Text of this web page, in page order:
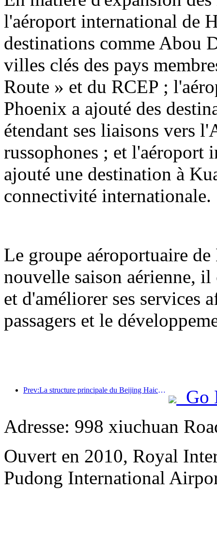
l'aéroport international de
destinations comme Abou
villes clés des pays
Route » et du RCEP ;
Phoenix a ajouté des
étendant ses liaisons vers
russophones ; et l'aéroport
ajouté une destination à
connectivité internationale.
Le groupe aéroportuaire
nouvelle saison aérienne,
et d'améliorer ses services
passagers et le
Prev:La structure principale du Beijing Haichang Ocean Park devrait atteindre son point culminant d'ici la fin de l'année, l'achèvement et l'ouverture étant prévus pour 2027.
Go
Adresse: 998 xiuchuan
Ouvert en 2010, Royal
Pudong International